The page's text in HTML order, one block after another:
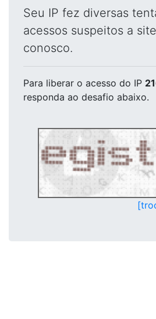
Seu IP fez diversas
acessos suspeitos a
conosco.
Para liberar o acesso do IP
responda ao desafio abaixo.